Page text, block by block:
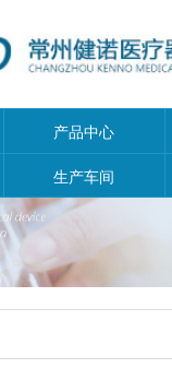
产品中心
生产车间